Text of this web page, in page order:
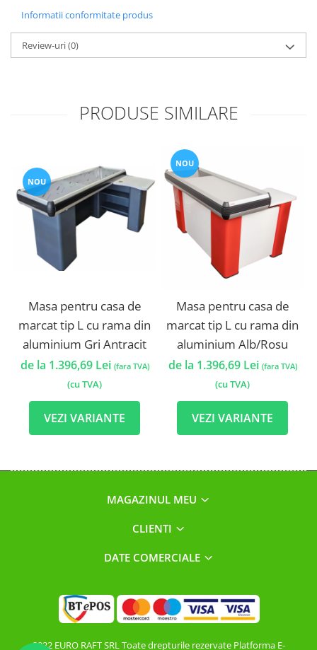
Informatii conformitate produs
Review-uri(0)
PRODUSE SIMILARE
NOU
Masa pentru casa de
marcat tip L cu rama din
aluminium Gri Antracit
de la 1.396,69 Lei (fara TVA)
(cu TVA)
VEZI VARIANTE
NOU
Masa pentru casa de
marcat tip L cu rama din
aluminium Alb/Rosu
de la 1.396,69 Lei (fara TVA)
(cu TVA)
VEZI VARIANTE
MAGAZINUL MEU
CLIENTI
DATE COMERCIALE
2022 EURO RAFT SRL Toate drepturile rezervate Platforma E-